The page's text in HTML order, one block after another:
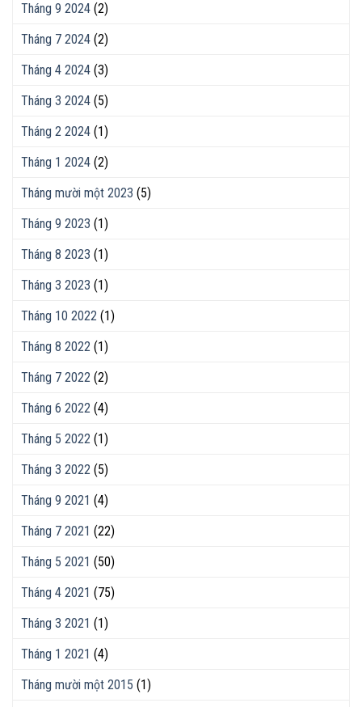
Tháng 9 2024 (2)
Tháng 7 2024 (2)
Tháng 4 2024 (3)
Tháng 3 2024 (5)
Tháng 2 2024 (1)
Tháng 1 2024 (2)
Tháng mười một 2023 (5)
Tháng 9 2023 (1)
Tháng 8 2023 (1)
Tháng 3 2023 (1)
Tháng 10 2022 (1)
Tháng 8 2022 (1)
Tháng 7 2022 (2)
Tháng 6 2022 (4)
Tháng 5 2022 (1)
Tháng 3 2022 (5)
Tháng 9 2021 (4)
Tháng 7 2021 (22)
Tháng 5 2021 (50)
Tháng 4 2021 (75)
Tháng 3 2021 (1)
Tháng 1 2021 (4)
Tháng mười một 2015 (1)